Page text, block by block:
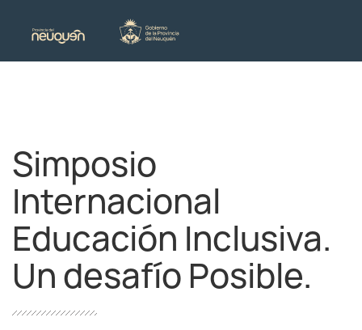
Simposio
Internacional
Educación Inclusiva.
Un desafío Posible.